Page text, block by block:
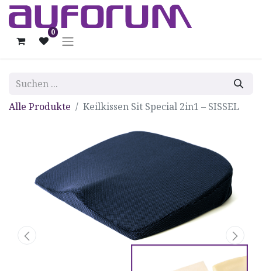
0
Alle Produkte Keilkissen Sit Special 2in1 – SISSEL